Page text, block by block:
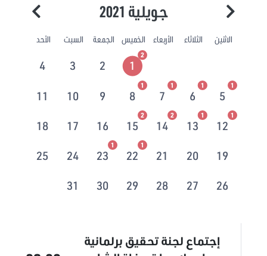
جويلية 2021
الاثنين الثلاثاء الأربعاء الخميس الجمعة السبت الأحد
1
2
2
3
4
5
1
6
1
7
1
8
1
9
10
11
12
1
13
1
14
2
15
2
16
17
18
19
20
21
22
1
23
1
24
25
26
27
28
29
30
31
إجتماع لجنة تحقيق برلمانية